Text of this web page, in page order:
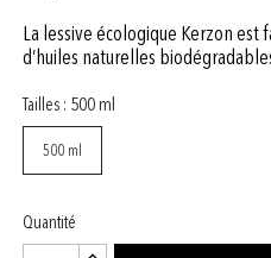
La lessive écologique Kerzon est
d’huiles naturelles
Tailles : 500 ml
500 ml
Quantité